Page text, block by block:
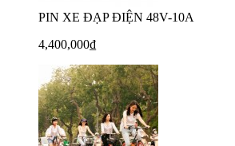
PIN XE ĐẠP ĐIỆN 48V-10A
4,400,000₫